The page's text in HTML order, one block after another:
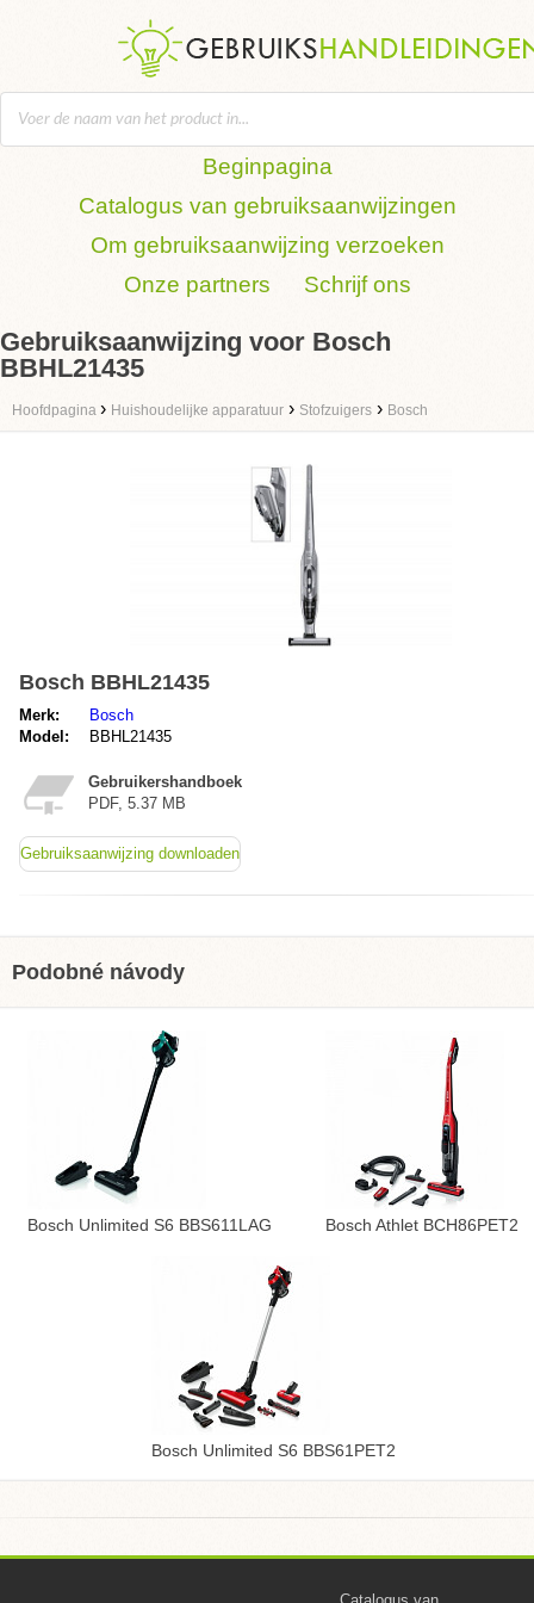
Beginpagina
Catalogus van gebruiksaanwijzingen
Om gebruiksaanwijzing verzoeken
Onze partners
Schrijf ons
Gebruiksaanwijzing voor Bosch
BBHL21435
Hoofdpagina › Huishoudelijke apparatuur › Stofzuigers › Bosch
Bosch BBHL21435
Merk:
Bosch
Model:
BBHL21435
Gebruikershandboek
PDF, 5.37 MB
Gebruiksaanwijzing downloaden
Podobné návody
Bosch Unlimited S6 BBS611LAG Bosch Athlet BCH86PET2
Bosch Unlimited S6 BBS61PET2